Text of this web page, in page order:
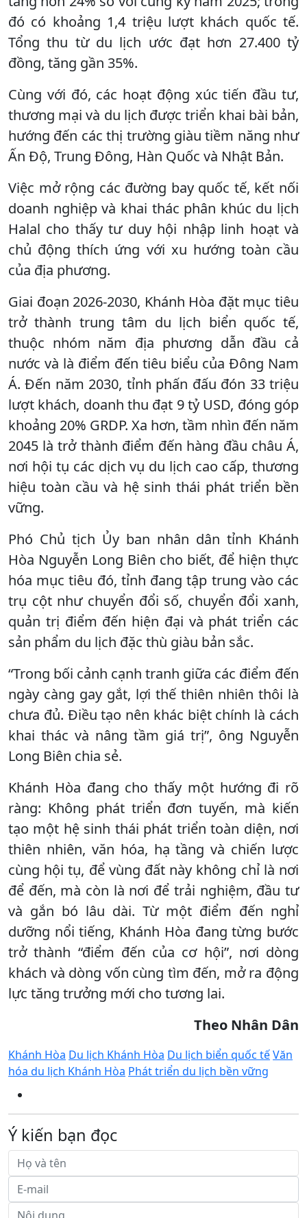
đó có khoảng 1,4 triệu lượt khách quốc tế.
Tổng thu từ du lịch ước đạt hơn 27.400 tỷ
đồng, tăng gần 35%.
Cùng với đó, các hoạt động xúc tiến đầu tư,
thương mại và du lịch được triển khai bài bản,
hướng đến các thị trường giàu tiềm năng như
Ấn Độ, Trung Đông, Hàn Quốc và Nhật Bản.
Việc mở rộng các đường bay quốc tế, kết nối
doanh nghiệp và khai thác phân khúc du lịch
Halal cho thấy tư duy hội nhập linh hoạt và
chủ động thích ứng với xu hướng toàn cầu
của địa phương.
Giai đoạn 2026-2030, Khánh Hòa đặt mục tiêu
trở thành trung tâm du lịch biển quốc tế,
thuộc nhóm năm địa phương dẫn đầu cả
nước và là điểm đến tiêu biểu của Đông Nam
Á. Đến năm 2030, tỉnh phấn đấu đón 33 triệu
lượt khách, doanh thu đạt 9 tỷ USD, đóng góp
khoảng 20% GRDP. Xa hơn, tầm nhìn đến năm
2045 là trở thành điểm đến hàng đầu châu Á,
nơi hội tụ các dịch vụ du lịch cao cấp, thương
hiệu toàn cầu và hệ sinh thái phát triển bền
vững.
Phó Chủ tịch Ủy ban nhân dân tỉnh Khánh
Hòa Nguyễn Long Biên cho biết, để hiện thực
hóa mục tiêu đó, tỉnh đang tập trung vào các
trụ cột như chuyển đổi số, chuyển đổi xanh,
quản trị điểm đến hiện đại và phát triển các
sản phẩm du lịch đặc thù giàu bản sắc.
“Trong bối cảnh cạnh tranh giữa các điểm đến
ngày càng gay gắt, lợi thế thiên nhiên thôi là
chưa đủ. Điều tạo nên khác biệt chính là cách
khai thác và nâng tầm giá trị”, ông Nguyễn
Long Biên chia sẻ.
Khánh Hòa đang cho thấy một hướng đi rõ
ràng: Không phát triển đơn tuyến, mà kiến
tạo một hệ sinh thái phát triển toàn diện, nơi
thiên nhiên, văn hóa, hạ tầng và chiến lược
cùng hội tụ, để vùng đất này không chỉ là nơi
để đến, mà còn là nơi để trải nghiệm, đầu tư
và gắn bó lâu dài. Từ một điểm đến nghỉ
dưỡng nổi tiếng, Khánh Hòa đang từng bước
trở thành “điểm đến của cơ hội”, nơi dòng
khách và dòng vốn cùng tìm đến, mở ra động
lực tăng trưởng mới cho tương lai.
Theo Nhân Dân
Khánh Hòa Du lịch Khánh Hòa Du lịch biển quốc tếVăn
hóa du lịch Khánh Hòa Phát triển du lịch bền vững
Ý kiến bạn đọc